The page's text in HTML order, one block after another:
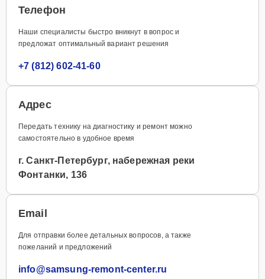
Телефон
Наши специалисты быстро вникнут в вопрос и
предложат оптимальный вариант решения
+7 (812) 602-41-60
Адрес
Передать технику на диагностику и ремонт можно
самостоятельно в удобное время
г. Санкт-Петербург, набережная реки
Фонтанки, 136
Email
Для отправки более детальных вопросов, а также
пожеланий и предложений
info@samsung-remont-center.ru